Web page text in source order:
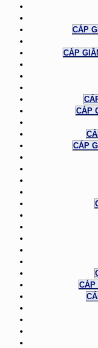
CÁP
CÁP
CÁP
CÁP
CÁP